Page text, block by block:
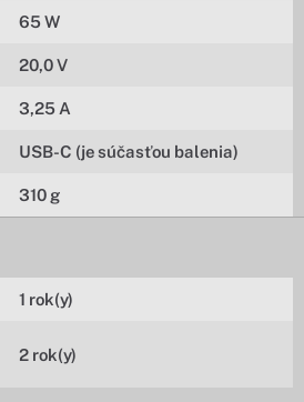
65 W
20,0 V
3,25 A
USB-C (je súčasťou balenia)
310 g
1 rok(y)
2 rok(y)